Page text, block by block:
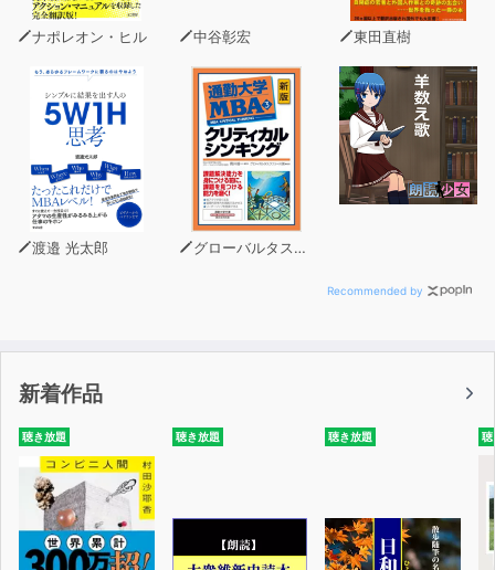
一三先生の基本動詞講座、そして新登場の山下広司先生に
アップする各コーナーも要・注目!! 飽きずに学習を続け
られます。
■巻頭■
気になるシネマの気になるヒトコト『ラッキー』
JAKEからのメッセージ
本誌の特長と使い方
あなたもできる！ ボランティア通訳ガイド入門 “義理
人情”から“かわいい”まで日本人の心を英語でガイドして
みよう！
上田敏子
イッチー植田の話すための基本動詞turnを大活用！
ナポレオン・ヒル 中谷彰宏 東田直樹
渡邉 光太郎 グローバルタスクフォース
Recommended by
新着作品
聴き放題 聴き放題 聴き放題 聴